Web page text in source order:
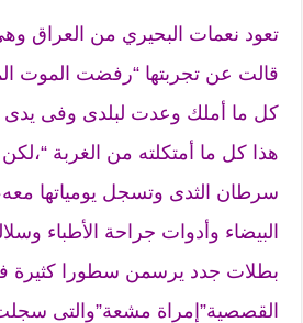
تعود نعمات البحيري من العراق
قالت عن تجربتها “رفضت الموت
كل ما أملك وعدت لبلدى وفى
هذا كل ما أمتكلته من الغربة
سرطان الثدى وتسجل يومياتها
البيضاء وأدوات جراحة الأطباء
بطلات جدد يرسمن سطورا كثيرة
القصصية”إمراة مشعة”والتى سجلت